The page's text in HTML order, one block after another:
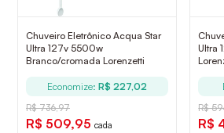
Chuveiro Eletrônico Acqua Star
Ultra 127v 5500w
Branco/cromada Lorenzetti
Economize:R$ 227,02
R$ 736,97
R$ 509,95 cada
Ultra
R$
R$